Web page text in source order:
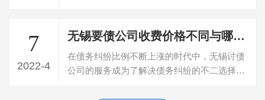
7
2022-4
无锡要债公司收费价格不同与哪些因素有关
在债务纠纷比例不断上涨的时代中，无锡讨债
公司的服务成为了解决债务纠纷的不二选择。